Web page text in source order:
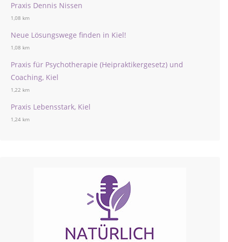
Praxis Dennis Nissen
1,08 km
Neue Lösungswege finden in Kiel!
1,08 km
Praxis für Psychotherapie (Heipraktikergesetz) und
Coaching, Kiel
1,22 km
Praxis Lebensstark, Kiel
1,24 km